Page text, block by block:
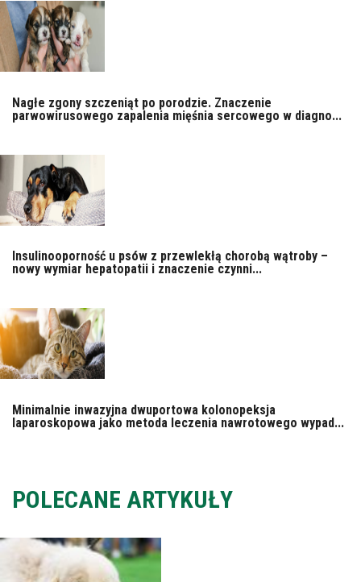
Nagłe zgony szczeniąt po porodzie. Znaczenie
parwowirusowego zapalenia mięśnia sercowego w diagno...
Insulinooporność u psów z przewlekłą chorobą wątroby –
nowy wymiar hepatopatii i znaczenie czynni...
Minimalnie inwazyjna dwuportowa kolonopeksja
laparoskopowa jako metoda leczenia nawrotowego wypad...
POLECANE ARTYKUŁY